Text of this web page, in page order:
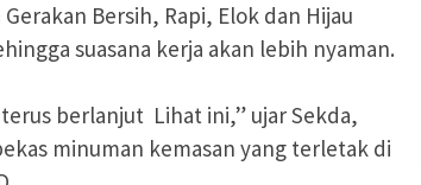
Bersih, Rapi, Elok dan Hijau
suasana kerja akan lebih nyaman.
berlanjut Lihat ini,” ujar Sekda,
minuman kemasan yang terletak di